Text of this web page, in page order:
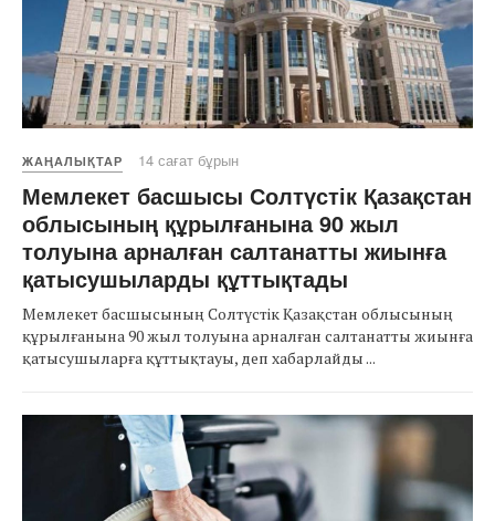
ЖАҢАЛЫҚТАР 14 сағат бұрын
Мемлекет басшысы Солтүстік Қазақстан
облысының құрылғанына 90 жыл
толуына арналған салтанатты жиынға
қатысушыларды құттықтады
Мемлекет басшысының Солтүстік Қазақстан облысының
құрылғанына 90 жыл толуына арналған салтанатты жиынға
қатысушыларға құттықтауы, деп хабарлайды ...